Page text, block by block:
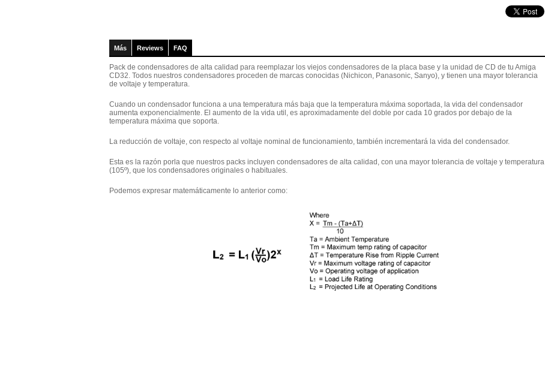
Más Reviews FAQ
Pack de condensadores de alta calidad para reemplazar los viejos condensadores de la placa base y la unidad de CD de tu Amiga
CD32. Todos nuestros condensadores proceden de marcas conocidas (Nichicon, Panasonic, Sanyo), y tienen una mayor tolerancia
de voltaje y temperatura.
Cuando un condensador funciona a una temperatura más baja que la temperatura máxima soportada, la vida del condensador
aumenta exponencialmente. El aumento de la vida util, es aproximadamente del doble por cada 10 grados por debajo de la
temperatura máxima que soporta.
La reducción de voltaje, con respecto al voltaje nominal de funcionamiento, también incrementará la vida del condensador.
Esta es la razón porla que nuestros packs incluyen condensadores de alta calidad, con una mayor tolerancia de voltaje y temperatura
(105º), que los condensadores originales o habituales.
Podemos expresar matemáticamente lo anterior como: